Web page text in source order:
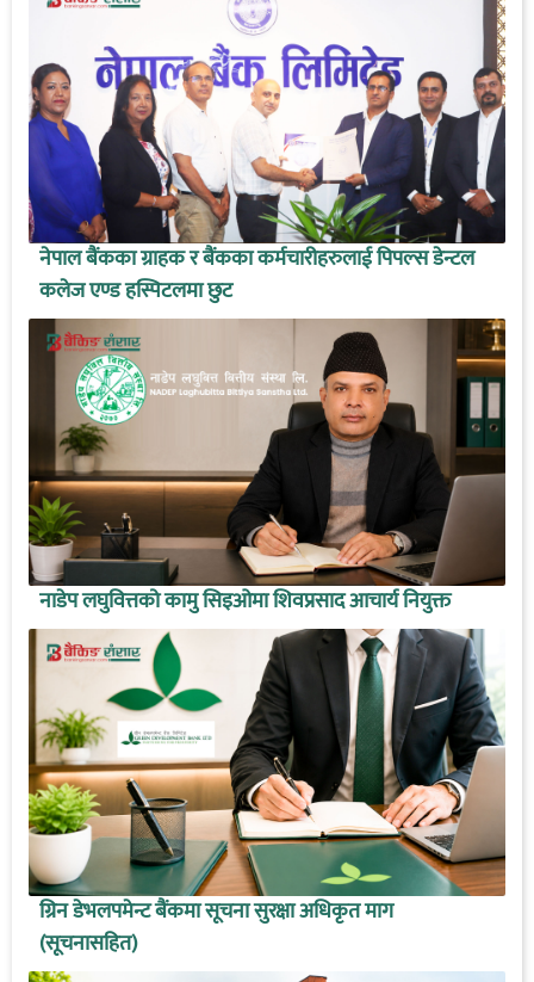
नेपाल बैंकका ग्राहक र बैंकका कर्मचारीहरुलाई पिपल्स डेन्टल
कलेज एण्ड हस्पिटलमा छुट
नाडेप लघुवित्तको कामु सिइओमा शिवप्रसाद आचार्य नियुक्त
ग्रिन डेभलपमेन्ट बैंकमा सूचना सुरक्षा अधिकृत माग
(सूचनासहित)